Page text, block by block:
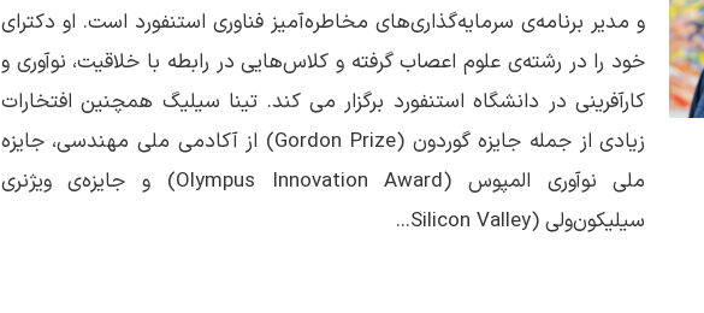
و مدیر برنامه‌ی سرمایه‌گذاری‌های مخاطره‌آمیز فناوری استنفورد است. او دکترای
خود را در رشته‌ی علوم اعصاب گرفته و کلاس‌هایی در رابطه با خلاقیت، نوآوری و
کارآفرینی در دانشگاه استنفورد برگزار می کند. تینا سیلیگ همچنین افتخارات
زیادی از جمله جایزه گوردون (Gordon Prize) از آکادمی ملی مهندسی، جایزه
ملی نوآوری المپوس (Olympus Innovation Award) و جایزه‌ی ویژنری
سیلیکون‌ولی (Silicon Valley...